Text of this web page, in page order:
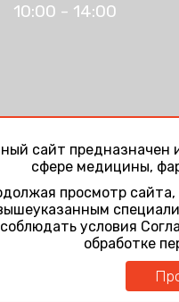
10:00 - 14:00
Общая
2 июня 2015 года в г.
УДП РФ состоялся
поколение препаратов
реальность в лечении
компании Ново Нордиск.
сайт предназначен
сфере медицины,
просмотр
соблюдать условия
обработке